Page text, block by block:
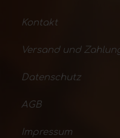
Kontakt
Versand und
Datenschutz
AGB
Impressum